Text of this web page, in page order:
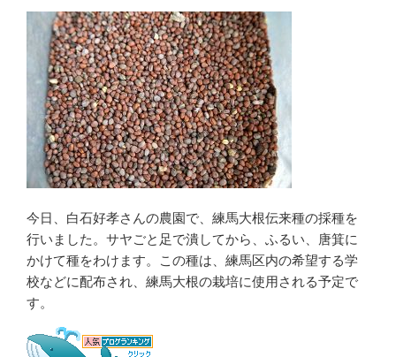
今日、白石好孝さんの農園で、練馬大根伝来種の採種を
行いました。サヤごと足で潰してから、ふるい、唐箕に
かけて種をわけます。この種は、練馬区内の希望する学
校などに配布され、練馬大根の栽培に使用される予定で
す。